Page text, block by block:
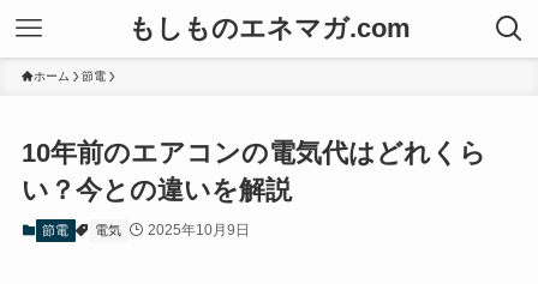
もしものエネマガ.com
ホーム 節電
10年前のエアコンの電気代はどれくら
い？今との違いを解説
節電 電気 2025年10月9日